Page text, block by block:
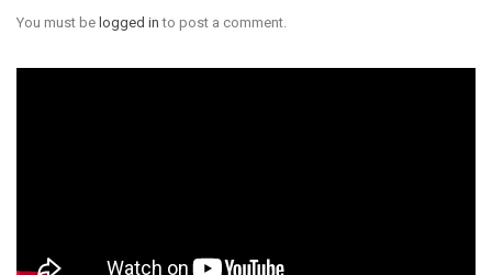
You must be logged in to post a comment.